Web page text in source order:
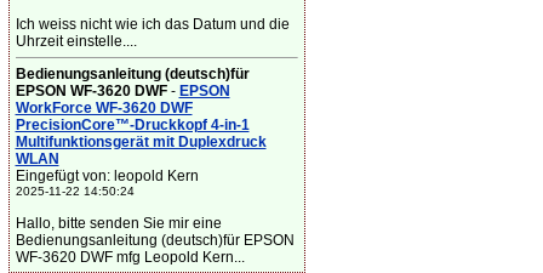
Ich weiss nicht wie ich das Datum und die
Uhrzeit einstelle....
Bedienungsanleitung (deutsch)für
EPSON WF-3620 DWF- EPSON
WorkForce WF-3620 DWF
PrecisionCore™-Druckkopf 4-in-1
Multifunktionsgerät mit Duplexdruck
WLAN
Eingefügt von: leopold Kern
2025-11-22 14:50:24
Hallo, bitte senden Sie mir eine
Bedienungsanleitung (deutsch)für EPSON
WF-3620 DWF mfg Leopold Kern...